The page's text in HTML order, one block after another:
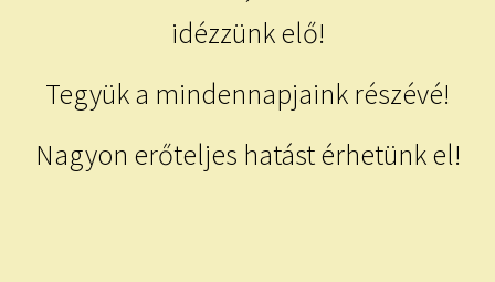
idézzünk elő!
Tegyük a mindennapjaink részévé!
Nagyon erőteljes hatást érhetünk el!